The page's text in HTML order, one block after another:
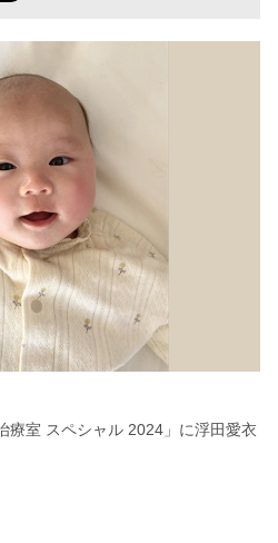
療室 スペシャル 2024」に浮田愛衣